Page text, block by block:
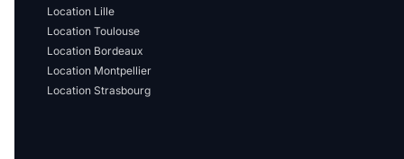
Location Lille
Location Toulouse
Location Bordeaux
Location Montpellier
Location Strasbourg